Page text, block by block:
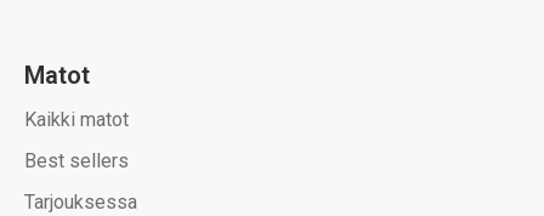
Matot
Kaikki matot
Best sellers
Tarjouksessa